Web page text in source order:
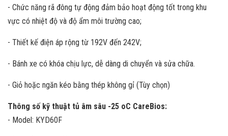
- Chức năng rã đông tự động đảm bảo hoạt động tốt trong khu
vực có nhiệt độ và độ ẩm môi trường cao;
- Thiết kế điện áp rộng từ 192V đến 242V;
- Bánh xe có khóa chịu lực, dễ dàng di chuyển và sửa chữa.
- Giỏ hoặc ngăn kéo bằng thép không gỉ (Tùy chọn)
Thông số kỹ thuật tủ âm sâu -25 oC CareBios:
- Model: KYD60F